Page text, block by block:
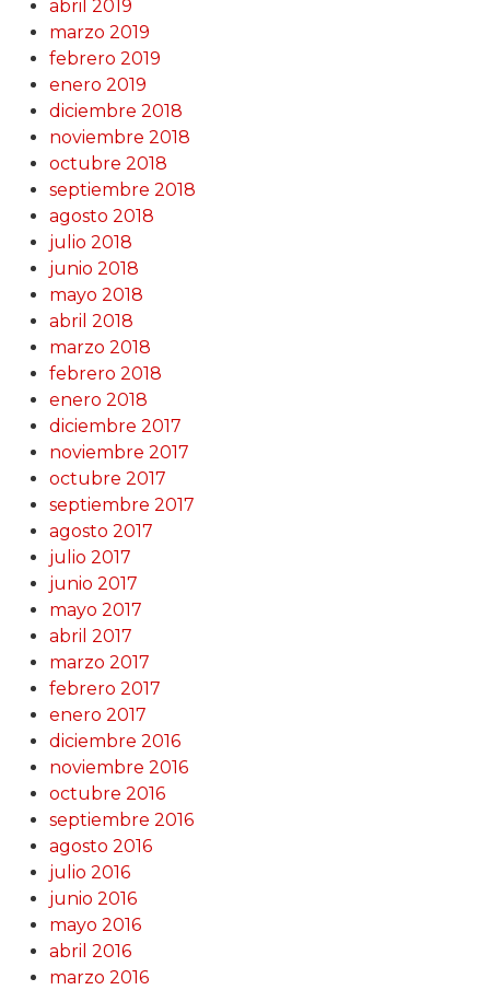
abril 2019
marzo 2019
febrero 2019
enero 2019
diciembre 2018
noviembre 2018
octubre 2018
septiembre 2018
agosto 2018
julio 2018
junio 2018
mayo 2018
abril 2018
marzo 2018
febrero 2018
enero 2018
diciembre 2017
noviembre 2017
octubre 2017
septiembre 2017
agosto 2017
julio 2017
junio 2017
mayo 2017
abril 2017
marzo 2017
febrero 2017
enero 2017
diciembre 2016
noviembre 2016
octubre 2016
septiembre 2016
agosto 2016
julio 2016
junio 2016
mayo 2016
abril 2016
marzo 2016